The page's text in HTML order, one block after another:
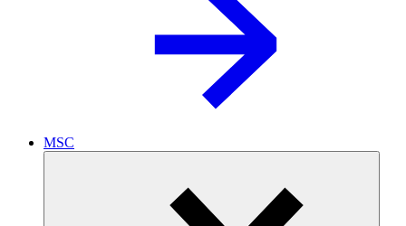
MSC